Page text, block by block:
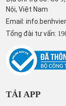
Nội, Việt Nam
Email:
Tổng đài tư vấn:
TẢI APP